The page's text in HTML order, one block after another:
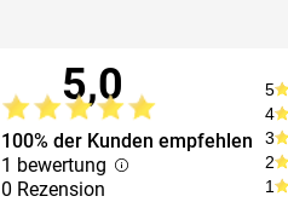
5,0
100% der Kunden empfehlen
1 bewertung
0 Rezension
5
4
3
2
1